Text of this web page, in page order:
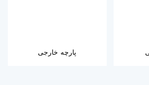
پارچه خارجی